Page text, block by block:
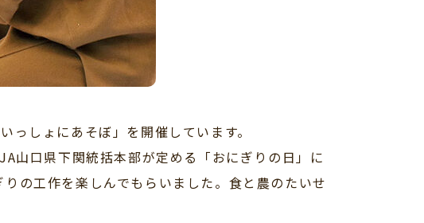
しょにあそぼ」を開催しています。
山口県下関統括本部が定める「おにぎりの日」に
の工作を楽しんでもらいました。食と農のたいせ